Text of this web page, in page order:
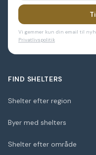
Vi gemmer kun din email til
Privatlivspolitik
FIND SHELTERS
Shelter efter region
Byer med shelters
Shelter efter område